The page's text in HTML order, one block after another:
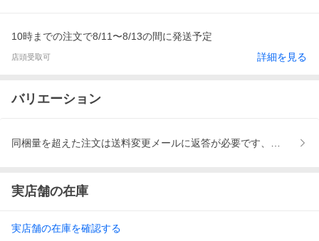
10時までの注文で8/11〜8/13の間に発送予定
店頭受取可 詳細を見る
バリエーション
同梱量を超えた注文は送料変更メールに返答が必要です、置き配
実店舗の在庫
実店舗の在庫を確認する